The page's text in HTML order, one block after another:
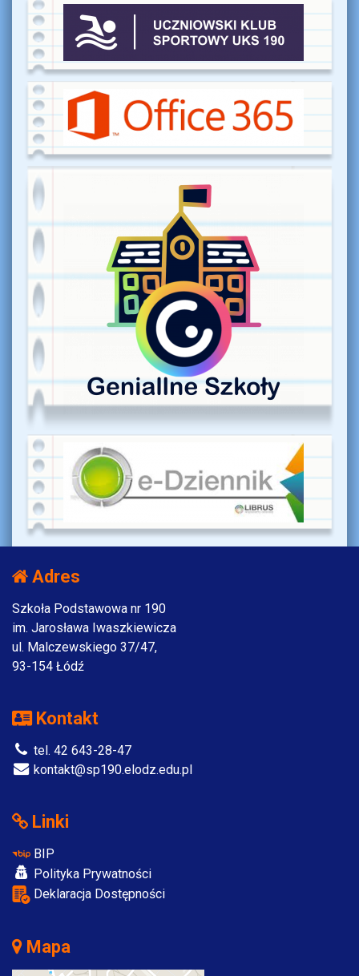
Adres
Szkoła Podstawowa nr 190
im. Jarosława Iwaszkiewicza
ul. Malczewskiego 37/47,
93-154 Łódź
Kontakt
tel. 42 643-28-47
kontakt@sp190.elodz.edu.pl
Linki
BIP
Polityka Prywatności
Deklaracja Dostępności
Mapa